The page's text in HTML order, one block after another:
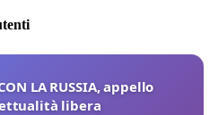
LA RUSSIA, appello
libera